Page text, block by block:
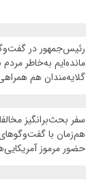
رئیس‌جمهور در گفت‌وگو
مانده‌ایم به‌خاطر
گلایه‌مندان هم
سفر بحث‌برانگیز
هم‌زمان با گفت‌وگوهای
حضور مرموز